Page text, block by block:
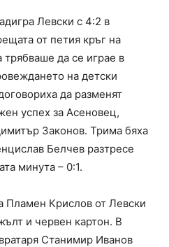
Левски с 4:2 в
от петия кръг на
трябваше да се играе в
на детски
да разменят
успех за Асеновец,
Законов. Трима бяха
Белчев разтресе
минута – 0:1.
Пламен Крислов от Левски
и червен картон. В
Станимир Иванов